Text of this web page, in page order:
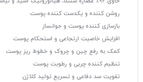
روشن کننده و یکدست کننده پوست
بازسازی کننده پوست و جوانساز
افزایش خاصیت ارتجاعی و استحکام پوست
کمک به رفع چین و چروک و خطوط ریز پوست
تنظیم کننده چربی و رطوبت پوست
تقویت سد دفاعی و تسریع تولید کلاژن